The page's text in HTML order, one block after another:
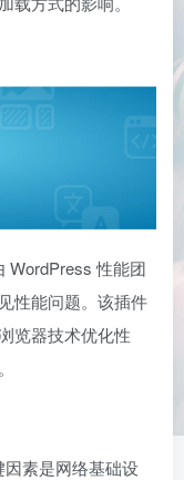
WordPress 性能团
性能问题。该插件
览器技术优化性
素是网络基础设